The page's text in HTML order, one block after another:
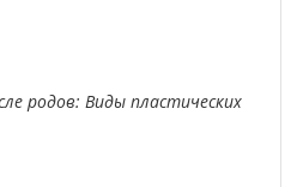
родов: Виды пластических